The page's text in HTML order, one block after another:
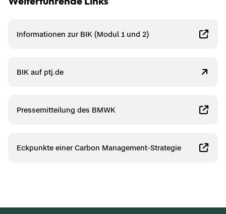
In­for­ma­tio­nen zur BIK (Modul 1 und 2)
BIK auf ptj.de
Pres­se­mit­tei­lung des BMWK
Eck­punk­te einer Car­bon Management-​Strategie